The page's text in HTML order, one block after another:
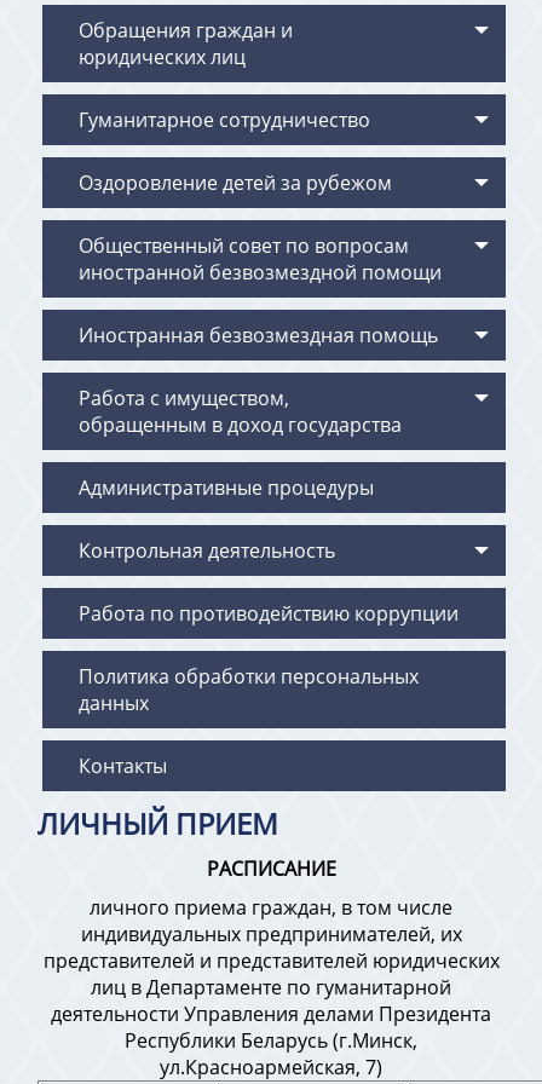
Обращения граждан и
юридических лиц
Гуманитарное сотрудничество
Оздоровление детей за рубежом
Общественный совет по вопросам
иностранной безвозмездной помощи
Иностранная безвозмездная помощь
Работа с имуществом,
обращенным в доход государства
Административные процедуры
Контрольная деятельность
Работа по противодействию коррупции
Политика обработки персональных
данных
Контакты
ЛИЧНЫЙ ПРИЕМ
РАСПИСАНИЕ
личного приема граждан, в том числе
индивидуальных предпринимателей, их
представителей и представителей юридических
лиц в Департаменте по гуманитарной
деятельности Управления делами Президента
Республики Беларусь (г.Минск,
ул.Красноармейская, 7)